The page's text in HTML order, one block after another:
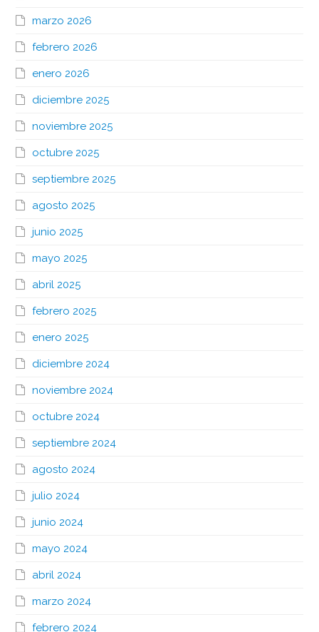
marzo 2026
febrero 2026
enero 2026
diciembre 2025
noviembre 2025
octubre 2025
septiembre 2025
agosto 2025
junio 2025
mayo 2025
abril 2025
febrero 2025
enero 2025
diciembre 2024
noviembre 2024
octubre 2024
septiembre 2024
agosto 2024
julio 2024
junio 2024
mayo 2024
abril 2024
marzo 2024
febrero 2024